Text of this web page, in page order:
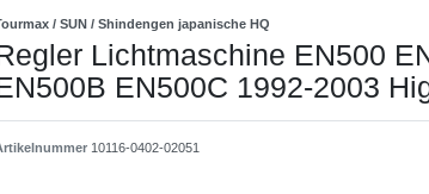
/ SUN / Shindengen japanische HQ
Lichtmaschine EN500
EN500C 1992-2003
10116-0402-02051